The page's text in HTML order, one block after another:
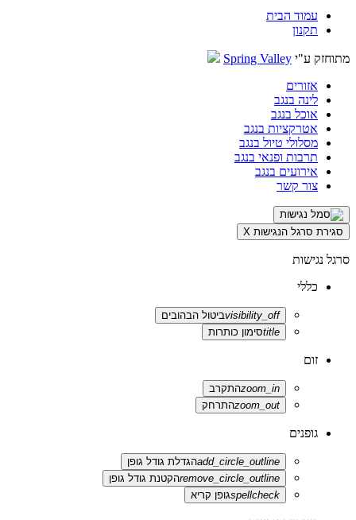
עמוד הבית
תקנון
מתוחזק ע"י Spring Valley
אזורים
לינה בנגב
אוכל בנגב
אטרקציות בנגב
מסלולי טיול בנגב
תרבות ופנאי בנגב
אירועים בנגב
צור קשר
סגירת סרגל הנגישות X
סרגל נגישות
כללי
visibility_offביטול הבהובים
titleסימון כותרות
זום
zoom_inהתקרב
zoom_outהתרחק
גופנים
add_circle_outlineהגדלת גודל גופן
remove_circle_outlineהקטנת גודל גופן
spellcheckגופן קריא